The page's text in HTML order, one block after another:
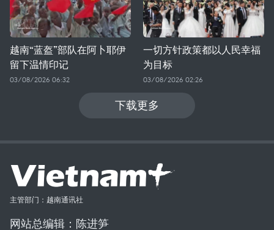
越南“蓝盔”部队在阿卜耶伊
留下温情印记
03/08/2026 06:32
一切方针政策都以人民幸福
为目标
03/08/2026 02:26
下载更多
主管部门：越南通讯社
网站总编辑：陈进笋